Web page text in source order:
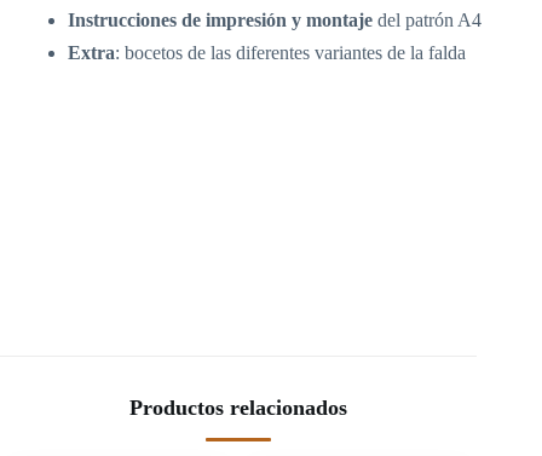
Instrucciones de impresión y montaje del patrón A4
Extra: bocetos de las diferentes variantes de la falda
Productos relacionados